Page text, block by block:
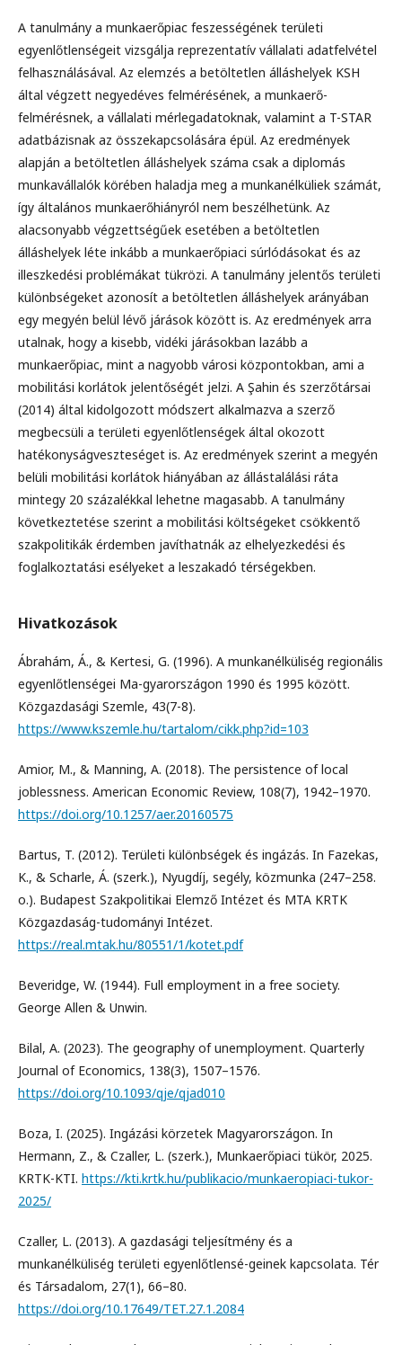
A tanulmány a munkaerőpiac feszességének területi
egyenlőtlenségeit vizsgálja reprezentatív vállalati adatfelvétel
felhasználásával. Az elemzés a betöltetlen álláshelyek KSH
által végzett negyedéves felmérésének, a munkaerő-
felmérésnek, a vállalati mérlegadatoknak, valamint a T-STAR
adatbázisnak az összekapcsolására épül. Az eredmények
alapján a betöltetlen álláshelyek száma csak a diplomás
munkavállalók körében haladja meg a munkanélküliek számát,
így általános munkaerőhiányról nem beszélhetünk. Az
alacsonyabb végzettségűek esetében a betöltetlen
álláshelyek léte inkább a munkaerőpiaci súrlódásokat és az
illeszkedési problémákat tükrözi. A tanulmány jelentős területi
különbségeket azonosít a betöltetlen álláshelyek arányában
egy megyén belül lévő járások között is. Az eredmények arra
utalnak, hogy a kisebb, vidéki járásokban lazább a
munkaerőpiac, mint a nagyobb városi központokban, ami a
mobilitási korlátok jelentőségét jelzi. A Şahin és szerzőtársai
(2014) által kidolgozott módszert alkalmazva a szerző
megbecsüli a területi egyenlőtlenségek által okozott
hatékonyságveszteséget is. Az eredmények szerint a megyén
belüli mobilitási korlátok hiányában az állástalálási ráta
mintegy 20 százalékkal lehetne magasabb. A tanulmány
következtetése szerint a mobilitási költségeket csökkentő
szakpolitikák érdemben javíthatnák az elhelyezkedési és
foglalkoztatási esélyeket a leszakadó térségekben.
Hivatkozások
Ábrahám, Á., & Kertesi, G. (1996). A munkanélküliség regionális
egyenlőtlenségei Ma-gyarországon 1990 és 1995 között.
Közgazdasági Szemle, 43(7-8).
https://www.kszemle.hu/tartalom/cikk.php?id=103
Amior, M., & Manning, A. (2018). The persistence of local
joblessness. American Economic Review, 108(7), 1942–1970.
https://doi.org/10.1257/aer.20160575
Bartus, T. (2012). Területi különbségek és ingázás. In Fazekas,
K., & Scharle, Á. (szerk.), Nyugdíj, segély, közmunka (247–258.
o.). Budapest Szakpolitikai Elemző Intézet és MTA KRTK
Közgazdaság-tudományi Intézet.
https://real.mtak.hu/80551/1/kotet.pdf
Beveridge, W. (1944). Full employment in a free society.
George Allen & Unwin.
Bilal, A. (2023). The geography of unemployment. Quarterly
Journal of Economics, 138(3), 1507–1576.
https://doi.org/10.1093/qje/qjad010
Boza, I. (2025). Ingázási körzetek Magyarországon. In
Hermann, Z., & Czaller, L. (szerk.), Munkaerőpiaci tükör, 2025.
KRTK-KTI. https://kti.krtk.hu/publikacio/munkaeropiaci-tukor-
2025/
Czaller, L. (2013). A gazdasági teljesítmény és a
munkanélküliség területi egyenlőtlensé-geinek kapcsolata. Tér
és Társadalom, 27(1), 66–80.
https://doi.org/10.17649/TET.27.1.2084